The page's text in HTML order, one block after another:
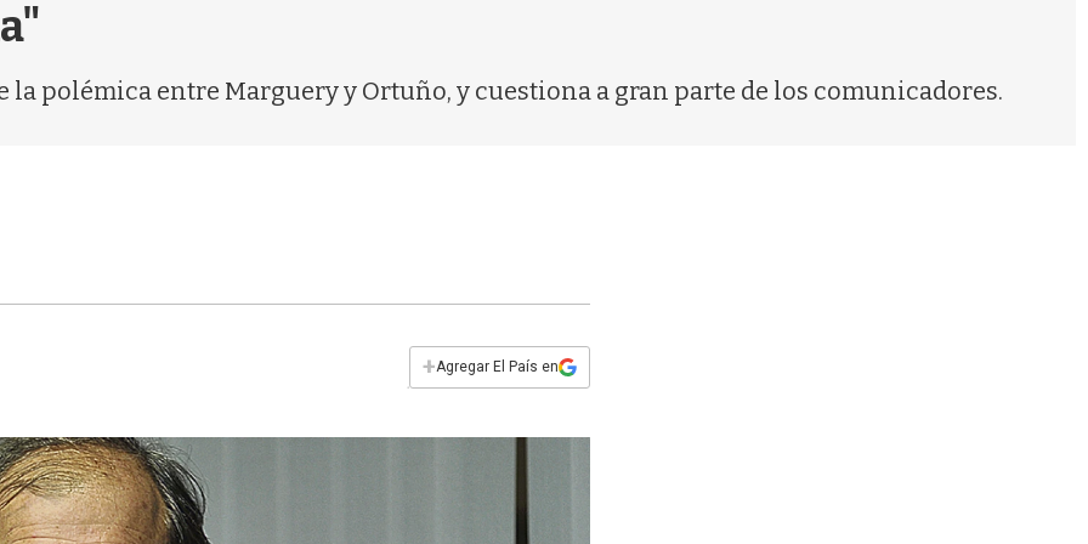
la polémica entre Marguery y Ortuño, y cuestiona a gran parte de los comunicadores.
+Agregar El País en